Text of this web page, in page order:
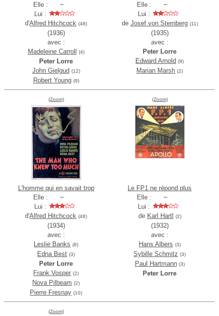
Elle :
Lui :
d'Alfred Hitchcock (48)
(1936)
avec :
Madeleine Carroll
(4)
Peter Lorre
John Gielgud (12)
Robert Young (9)
Elle :
Lui :
de Josef von Sternberg (11)
(1935)
avec :
Peter Lorre
Edward Arnold (9)
Marian Marsh (2)
(Zoom)
L'homme qui en savait trop
Elle :
Lui :
d'Alfred Hitchcock (48)
(1934)
avec :
Leslie Banks (8)
Edna Best (3)
Peter Lorre
Frank Vosper (2)
Nova Pilbeam (2)
Pierre Fresnay (10)
(Zoom)
Le FP1 ne répond plus
Elle :
Lui :
de Karl Hartl (2)
(1932)
avec :
Hans Albers (3)
Sybille Schmitz (3)
Paul Hartmann (3)
Peter Lorre
(Zoom)